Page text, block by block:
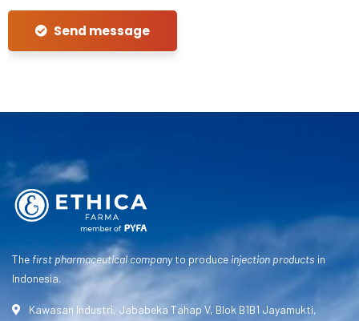
Send message
The first pharmaceutical companyto produce injection products in
Indonesia.
Kawasan Industri, Jababeka Tahap V, Blok B1B1 Jayamukti,